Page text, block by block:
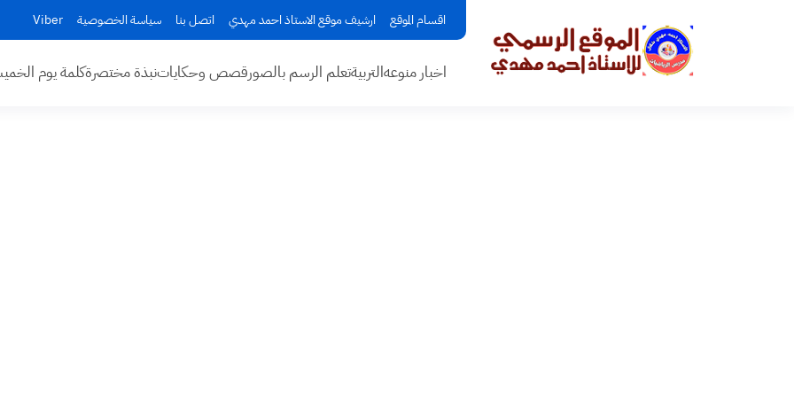
اقسام الموقع ارشيف موقع الاستاذ احمد مهدي اتصل بنا سياسة الخصوصية Viber
اخبار منوعهالتربيةتعلم الرسم بالصورقصص وحكاياتنبذة مختصرةكلمة يوم